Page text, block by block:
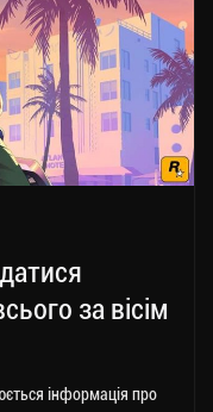
за вісім
інформація про